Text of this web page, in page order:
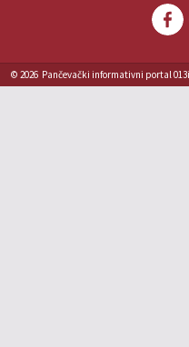
© 2026 Pančevački informativni portal